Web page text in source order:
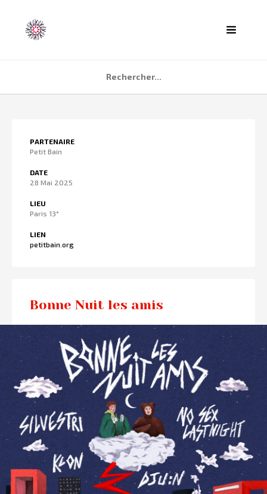
PARTENAIRE
Petit Bain
DATE
28 Mai 2025
LIEU
Paris 13°
LIEN
petitbain.org
Bonne Nuit les amis